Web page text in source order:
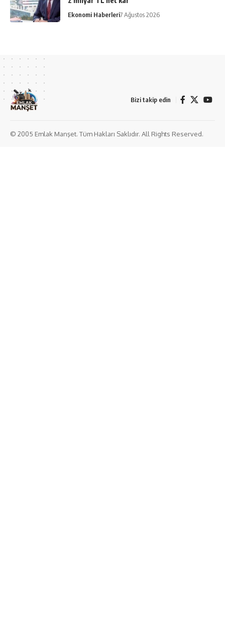
Ekonomi Haberleri7 Ağustos 2026
Bizi takip edin
© 2005 Emlak Manşet. Tüm Hakları Saklıdır. All Rights Reserved.